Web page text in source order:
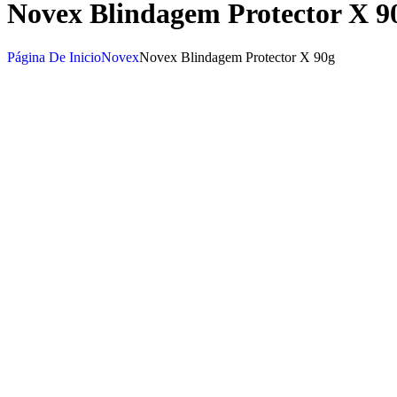
Novex Blindagem Protector X
Página De InicioNovexNovex Blindagem Protector X 90g